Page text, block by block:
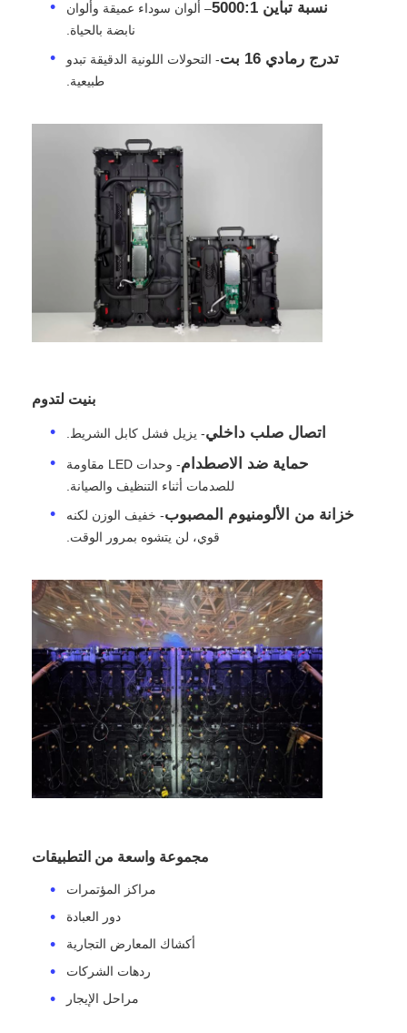
عرض الواقع الافتراضي
اطلب عرض أسعار
شاشة عرض فيديو LED
استئجار شاشة LED للمسرح
جدار فيديو LED COB
نسبة تباين 5000:1
– ألوان سوداء عميقة وألوان
نابضة بالحياة.
تدرج رمادي 16 بت
- التحولات اللونية الدقيقة تبدو
طبيعية.
بنيت لتدوم
اتصال صلب داخلي- يزيل فشل كابل الشريط.
حماية ضد الاصطدام
- وحدات LED مقاومة
للصدمات أثناء التنظيف والصيانة.
خزانة من الألومنيوم المصبوب- خفيف الوزن لكنه
قوي، لن يتشوه بمرور الوقت.
مجموعة واسعة من التطبيقات
مراكز المؤتمرات
دور العبادة
أكشاك المعارض التجارية
ردهات الشركات
مراحل الإيجار